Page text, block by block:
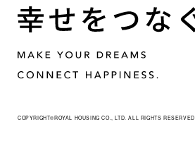
COPYRIGHT©ROYAL HOUSING CO., LTD. ALL RIGHTS RESERVED.